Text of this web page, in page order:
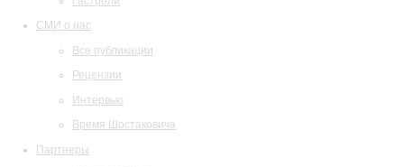
СМИ о нас
Все публикации
Рецензии
Интервью
Время Шостаковича
Партнеры